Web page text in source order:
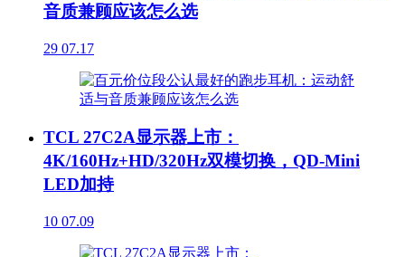
音质兼顾应该怎么选
29 07.17
TCL 27C2A显示器上市：
4K/160Hz+HD/320Hz双模切换，QD-Mini
LED加持
10 07.09